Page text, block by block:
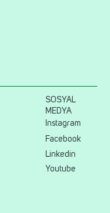
SOSYAL
MEDYA
Instagram
Facebook
Linkedin
Youtube